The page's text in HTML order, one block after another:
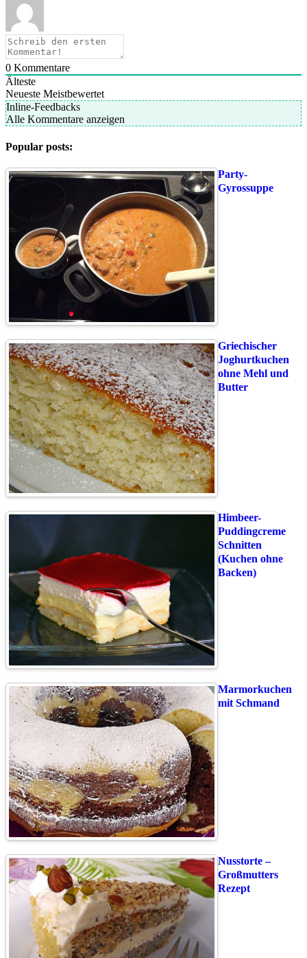
0 Kommentare
Älteste
Neueste Meistbewertet
Inline-Feedbacks
Alle Kommentare anzeigen
Popular posts:
Party-
Gyrossuppe
Griechischer
Joghurtkuchen
ohne Mehl und
Butter
Himbeer-
Puddingcreme
Schnitten
(Kuchen ohne
Backen)
Marmorkuchen
mit Schmand
Nusstorte –
Großmutters
Rezept